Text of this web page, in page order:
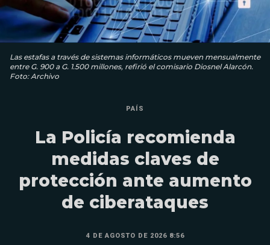
Las estafas a través de sistemas informáticos mueven mensualmente
entre G. 900 a G. 1.500 millones, refirió el comisario Diosnel Alarcón.
Foto: Archivo
PAÍS
La Policía recomienda
medidas claves de
protección ante aumento
de ciberataques
4 DE AGOSTO DE 2026 8:56